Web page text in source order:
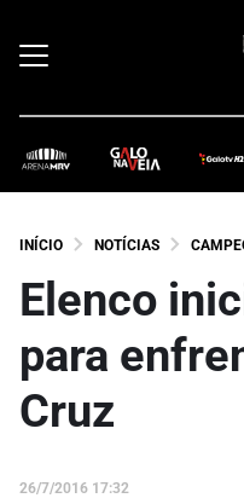
INÍCIO NOTÍCIAS
Elenco
para
Cruz
26/7/2016 17:32